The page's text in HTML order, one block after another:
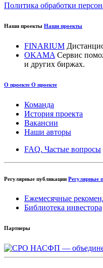
Политика обработки
Наши проекты Наши проекты
FINARIUM
OKAMA Сервис
и других биржах.
О проекте О проекте
Команда
История проекта
Вакансии
Наши авторы
FAQ. Частые вопросы
Регулярные публикации Регулярные
Ежемесячные
Библиотека инвестора
Партнеры